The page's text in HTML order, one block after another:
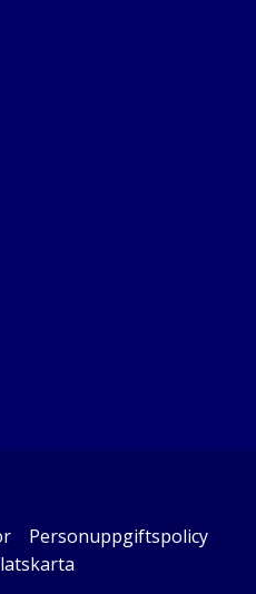
Personuppgiftspolicy